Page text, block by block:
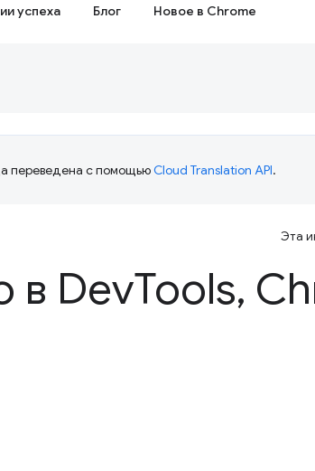
успеха Блог Новое в Chrome
переведена с помощьюCloud Translation API.
Эта
в DevTools,